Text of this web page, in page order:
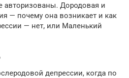
авторизованы. Дородовая и
— почему она возникает и как
— нет, или Маленький
депрессии, когда по